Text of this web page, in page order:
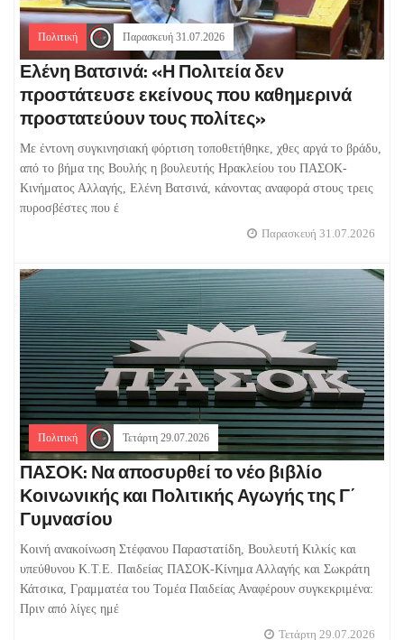
Πολιτική Παρασκευή 31.07.2026
Ελένη Βατσινά: «Η Πολιτεία δεν
προστάτευσε εκείνους που καθημερινά
προστατεύουν τους πολίτες»
Με έντονη συγκινησιακή φόρτιση τοποθετήθηκε, χθες αργά το βράδυ,
από το βήμα της Βουλής η βουλευτής Ηρακλείου του ΠΑΣΟΚ-
Κινήματος Αλλαγής, Ελένη Βατσινά, κάνοντας αναφορά στους τρεις
πυροσβέστες που έ
Παρασκευή 31.07.2026
Πολιτική Τετάρτη 29.07.2026
ΠΑΣΟΚ: Να αποσυρθεί το νέο βιβλίο
Κοινωνικής και Πολιτικής Αγωγής της Γ΄
Γυμνασίου
Κοινή ανακοίνωση Στέφανου Παραστατίδη, Βουλευτή Κιλκίς και
υπεύθυνου Κ.Τ.Ε. Παιδείας ΠΑΣΟΚ-Κίνημα Αλλαγής και Σωκράτη
Κάτσικα, Γραμματέα του Τομέα Παιδείας Αναφέρουν συγκεκριμένα:
Πριν από λίγες ημέ
Τετάρτη 29.07.2026